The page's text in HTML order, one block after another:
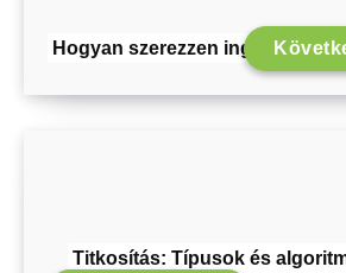
Hogyan szerezzen ingyen SSL-
Titkosítás: Típusok és